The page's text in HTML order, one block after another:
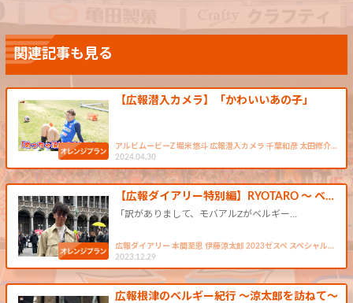
関連記事も見る
【広報潜入カメラ】「かわいいあの子」
アルビムービーZ 堀米悠斗 広報潜入カメラ 千葉和彦 太田修介…
2024.04.30
【広報ダイアリー特別編】RYOTARO ～ ベ…
「訳がありまして、モバアルZがベルギー…
広報ダイアリー 本間至恩 伊藤涼太郎 2023ゼスペ スペシャル…
2023.12.29
広報根津のベルギー紀行 ～涼太郎を訪ねて～